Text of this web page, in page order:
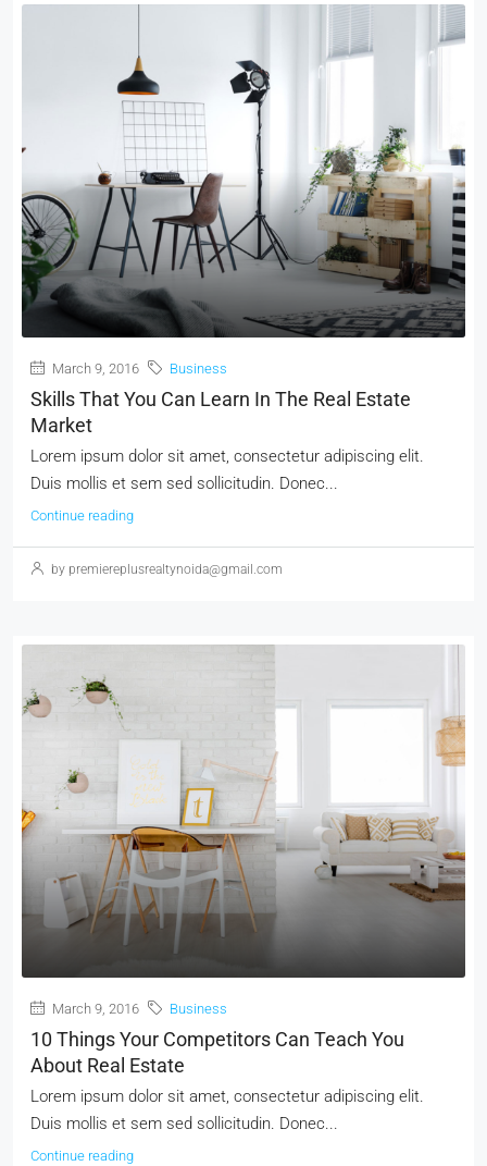
March 9, 2016 Business
Skills That You Can Learn In The Real Estate
Market
Lorem ipsum dolor sit amet, consectetur adipiscing elit.
Duis mollis et sem sed sollicitudin. Donec...
Continue reading
by premiereplusrealtynoida@gmail.com
March 9, 2016 Business
10 Things Your Competitors Can Teach You
About Real Estate
Lorem ipsum dolor sit amet, consectetur adipiscing elit.
Duis mollis et sem sed sollicitudin. Donec...
Continue reading